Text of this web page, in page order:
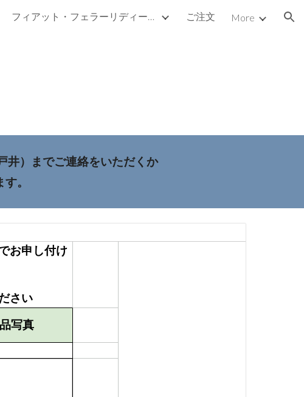
フィアット・フェラーリディーノパーツ ご注文 More
井）までご連絡をいただくか
。